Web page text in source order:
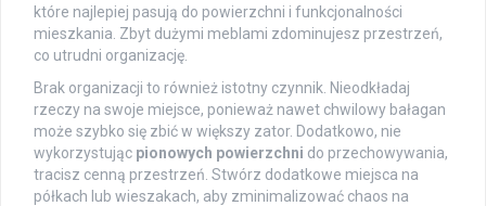
które najlepiej pasują do powierzchni i funkcjonalności
mieszkania. Zbyt dużymi meblami zdominujesz przestrzeń,
co utrudni organizację.
Brak organizacji to również istotny czynnik. Nieodkładaj
rzeczy na swoje miejsce, ponieważ nawet chwilowy bałagan
może szybko się zbić w większy zator. Dodatkowo, nie
wykorzystując pionowych powierzchni do przechowywania,
tracisz cenną przestrzeń. Stwórz dodatkowe miejsca na
półkach lub wieszakach, aby zminimalizować chaos na